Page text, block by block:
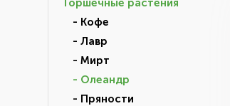
Горшечные растения
- Кофе
- Лавр
- Мирт
- Олеандр
- Пряности